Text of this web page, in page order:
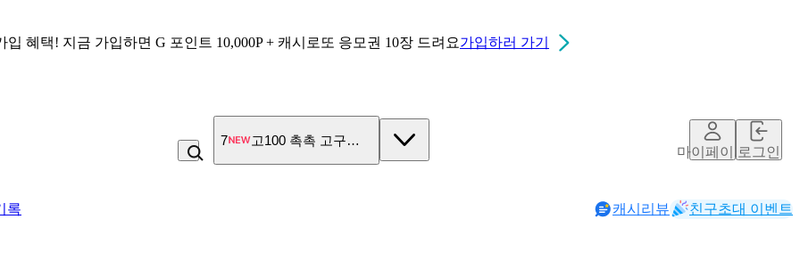
입 혜택! 지금 가입하면 G 포인트 10,000P + 캐시로또 응모권 10장 드려요가입하러 가기
7 고100 촉촉 고구마 스틱
마이페이지로그인
록 캐시리뷰 친구초대 이벤트